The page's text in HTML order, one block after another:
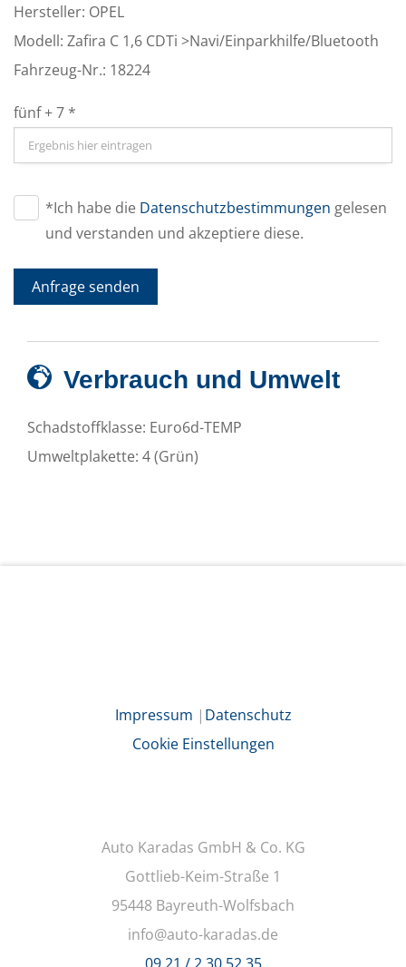
Hersteller: OPEL
Modell: Zafira C 1,6 CDTi >Navi/Einparkhilfe/Bluetooth
Fahrzeug-Nr.: 18224
fünf + 7 *
*Ich habe die Datenschutzbestimmungen gelesen
und verstanden und akzeptiere diese.
Anfrage senden
Verbrauch und Umwelt
Schadstoffklasse: Euro6d-TEMP
Umweltplakette: 4 (Grün)
Impressum | Datenschutz
Cookie Einstellungen
Auto Karadas GmbH & Co. KG
Gottlieb-Keim-Straße 1
95448 Bayreuth-Wolfsbach
info@auto-karadas.de